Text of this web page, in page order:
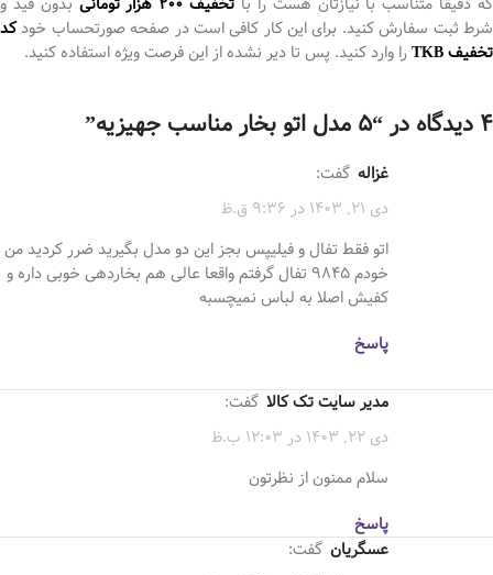
شرط ثبت سفارش کنید. برای این کار کافی است در صفحه صورتحساب خودکد
تخفیف TKB
را وارد کنید. پس تا دیر نشده از این فرصت ویژه استفاده کنید.
4 دیدگاه در “ 5 مدل اتو بخار مناسب جهیزیه ”
غزاله گفت:
دی 21, 1403 در 9:36 ق.ظ
اتو فقط تفال و فیلیپس بجز این دو مدل بگیرید ضرر کردید من
خودم 9845 تفال گرفتم واقعا عالی هم بخاردهی خوبی داره و
کفیش اصلا به لباس نمیچسبه
پاسخ
مدیر سایت تک کالا گفت:
دی 22, 1403 در 12:03 ب.ظ
سلام ممنون از نظرتون
پاسخ
عسگریان گفت: